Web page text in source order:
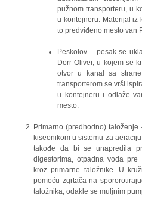
pužnom transporteru, u
u kontejneru. Materijal iz
to predviđeno mesto van
Peskolov – pesak se
Dorr-Oliver, u kojem se
otvor u kanal sa
transporterom se vrši
u kontejneru i odlaže
mesto.
Primarno (predhodno)
kiseonikom u sistemu za
takođe da bi se unapredila
digestorima, otpadna voda
kroz primarne taložnike. U
pomoću zgrtača na
taložnika, odakle se muljnim